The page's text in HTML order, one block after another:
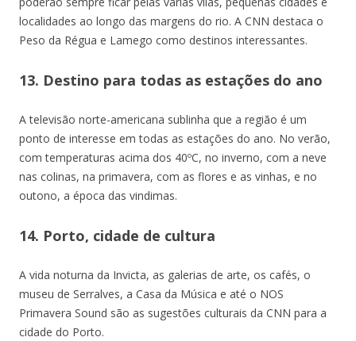
localidades ao longo das margens do rio. A CNN destaca o
Peso da Régua e Lamego como destinos interessantes.
13. Destino para todas as estações do ano
A televisão norte-americana sublinha que a região é um
ponto de interesse em todas as estações do ano. No verão,
com temperaturas acima dos 40ºC, no inverno, com a neve
nas colinas, na primavera, com as flores e as vinhas, e no
outono, a época das vindimas.
14. Porto, cidade de cultura
A vida noturna da Invicta, as galerias de arte, os cafés, o
museu de Serralves, a Casa da Música e até o NOS
Primavera Sound são as sugestões culturais da CNN para a
cidade do Porto.